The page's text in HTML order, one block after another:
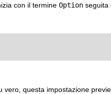
con il termine Option seguita
questa impostazione